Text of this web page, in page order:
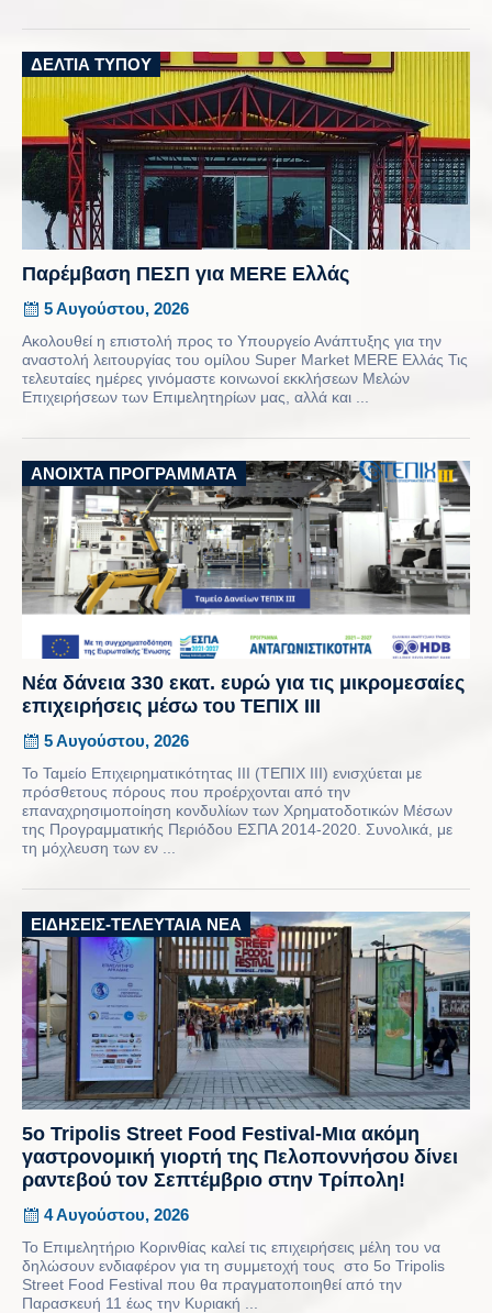
ΔΕΛΤΊΑ ΤΎΠΟΥ
Παρέμβαση ΠΕΣΠ για MERE Ελλάς
5 Αυγούστου, 2026
Ακολουθεί η επιστολή προς το Υπουργείο Ανάπτυξης για την
αναστολή λειτουργίας του ομίλου Super Market MERE Ελλάς Τις
τελευταίες ημέρες γινόμαστε κοινωνοί εκκλήσεων Μελών
Επιχειρήσεων των Επιμελητηρίων μας, αλλά και ...
ΑΝΟΙΧΤΆ ΠΡΟΓΡΆΜΜΑΤΑ
Νέα δάνεια 330 εκατ. ευρώ για τις μικρομεσαίες
επιχειρήσεις μέσω του ΤΕΠΙΧ ΙΙΙ
5 Αυγούστου, 2026
Το Ταμείο Επιχειρηματικότητας ΙΙΙ (ΤΕΠΙΧ ΙΙΙ) ενισχύεται με
πρόσθετους πόρους που προέρχονται από την
επαναχρησιμοποίηση κονδυλίων των Χρηματοδοτικών Μέσων
της Προγραμματικής Περιόδου ΕΣΠΑ 2014-2020. Συνολικά, με
τη μόχλευση των εν ...
ΕΙΔΉΣΕΙΣ-ΤΕΛΕΥΤΑΊΑ ΝΈΑ
5ο Tripolis Street Food Festival-Μια ακόμη
γαστρονομική γιορτή της Πελοποννήσου δίνει
ραντεβού τον Σεπτέμβριο στην Τρίπολη!
4 Αυγούστου, 2026
Το Επιμελητήριο Κορινθίας καλεί τις επιχειρήσεις μέλη του να
δηλώσουν ενδιαφέρον για τη συμμετοχή τους στo 5ο Tripolis
Street Food Festival που θα πραγματοποιηθεί από την
Παρασκευή 11 έως την Κυριακή ...